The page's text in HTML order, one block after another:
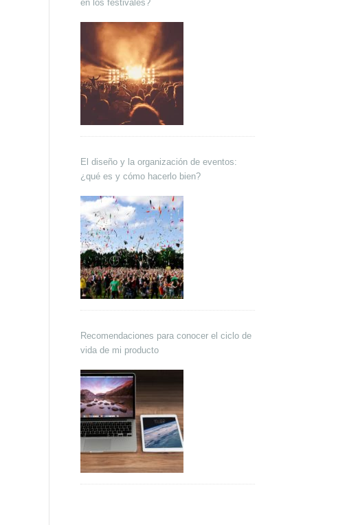
en los festivales?
El diseño y la organización de eventos:
¿qué es y cómo hacerlo bien?
Recomendaciones para conocer el ciclo de
vida de mi producto